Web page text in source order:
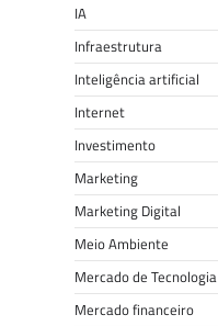
IA
Infraestrutura
Inteligência artificial
Internet
Investimento
Marketing
Marketing Digital
Meio Ambiente
Mercado de Tecnologia
Mercado financeiro